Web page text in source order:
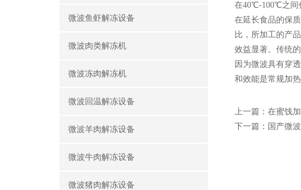
微波鱼虾解冻设备
微波肉类解冻机
微波冻肉解冻机
微波回温解冻设备
微波羊肉解冻设备
微波牛肉解冻设备
微波猪肉解冻设备
在40℃-100℃之
在延长食品的保
比，所加工的产
效益显著。传统
因为微波具有穿
和效能是常规加
上一篇： 在蜜饯
下一篇： 国产微